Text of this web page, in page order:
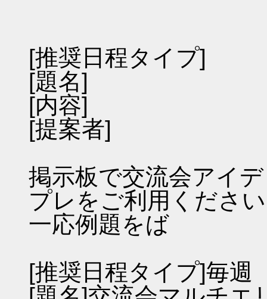
[推奨日程タイプ]
[題名]
[内容]
[提案者]
掲示板で交流会アイ
プレをご利用くださ
一応例題をば
[推奨日程タイプ]毎週